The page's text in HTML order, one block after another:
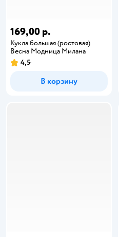
169,00 р.
Кукла большая (ростовая)
Весна Модница Милана
4,5
В корзину